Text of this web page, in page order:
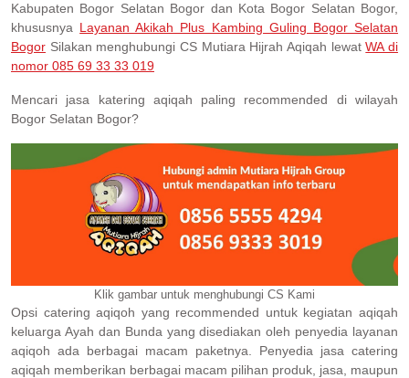
Kabupaten Bogor Selatan Bogor dan Kota Bogor Selatan Bogor,
khususnya Layanan Akikah Plus Kambing Guling Bogor Selatan
Bogor Silakan menghubungi CS Mutiara Hijrah Aqiqah lewatWA di
nomor 085 69 33 33 019
Mencari jasa katering aqiqah paling recommended di wilayah
Bogor Selatan Bogor?
Klik gambar untuk menghubungi CS Kami
Opsi catering aqiqoh yang recommended untuk kegiatan aqiqah
keluarga Ayah dan Bunda yang disediakan oleh penyedia layanan
aqiqoh ada berbagai macam paketnya. Penyedia jasa catering
aqiqah memberikan berbagai macam pilihan produk, jasa, maupun